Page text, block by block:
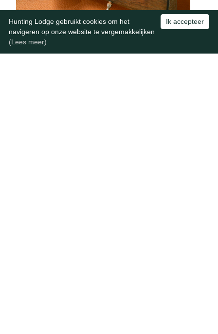
Ik accepteer
Hunting Lodge gebruikt cookies om het
navigeren op onze website te vergemakkelijken
(Lees meer)